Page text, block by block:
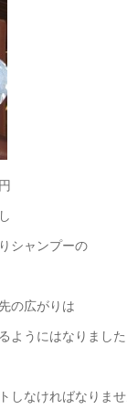
シャンプーの
の広がりは
ようにはなりまし
しなければなりま